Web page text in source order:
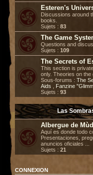
Esteren's
Discussions around
books.
Sujets : 83
The Game
Questions and
Sujets : 109
The Secrets of
This section is
only. Theories on the
Sous-forums : The
Aids
Fanzine
Sujets : 93
Las
Albergue de
Aquí es donde todo
Presentaciones,
anuncios oficiales ...
Sujets : 21
CONNEXION